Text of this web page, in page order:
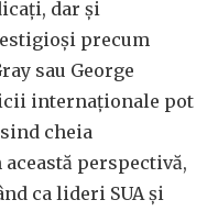
dar și
precum
sau George
internaționale pot
cheia
perspectivă,
ca lideri SUA și